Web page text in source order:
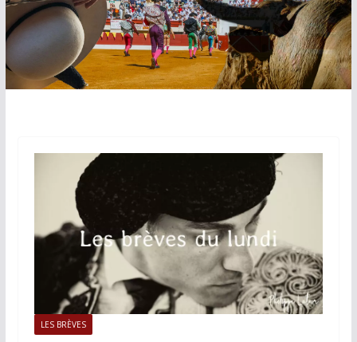
LES BRÈVES